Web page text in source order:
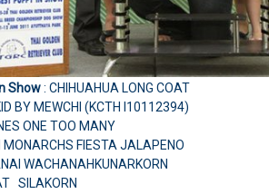
Show: CHIHUAHUA LONG COAT
BY MEWCHI (KCTH I10112394)
ONE TOO MANY
FIESTA JALAPENO
WACHANAHKUNARKORN
SILAKORN